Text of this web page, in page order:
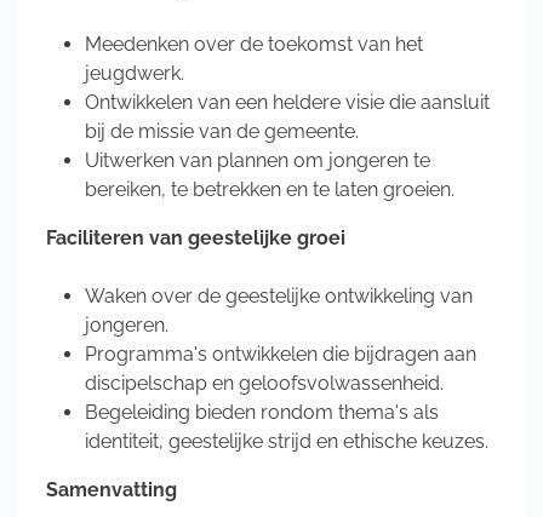
Meedenken over de toekomst van het
jeugdwerk.
Ontwikkelen van een heldere visie die aansluit
bij de missie van de gemeente.
Uitwerken van plannen om jongeren te
bereiken, te betrekken en te laten groeien.
Faciliteren van geestelijke groei
Waken over de geestelijke ontwikkeling van
jongeren.
Programma's ontwikkelen die bijdragen aan
discipelschap en geloofsvolwassenheid.
Begeleiding bieden rondom thema's als
identiteit, geestelijke strijd en ethische keuzes.
Samenvatting